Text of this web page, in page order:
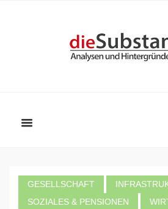
GESELLSCHAFT
SOZIALES & PENSIONEN